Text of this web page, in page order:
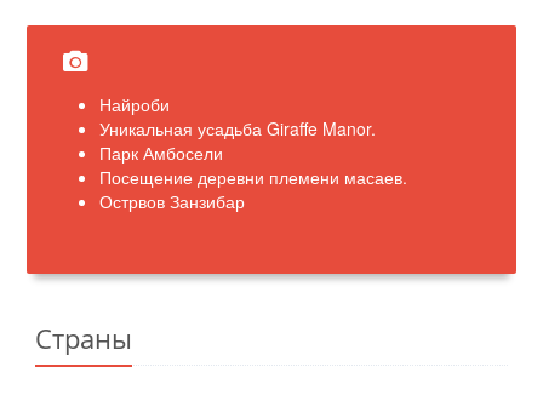
Найроби
Уникальная усадьба Giraffe Manor.
Парк Амбосели
Посещение деревни племени масаев.
Острвов Занзибар
Страны